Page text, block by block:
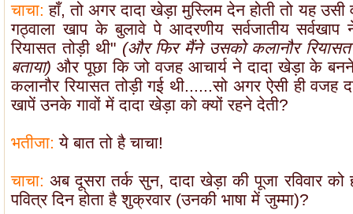
चाचा: हाँ, तो अगर दादा खेड़ा मुस्लिम देन होती तो यह
गठ्वाला खाप के बुलावे पे आदरणीय सर्वजातीय सर्वखाप
रियासत तोड़ी थी" (और फिर मैंने उसको कलानौर
बताया) और पूछा कि जो वजह आचार्य ने दादा खेड़ा के
कलानौर रियासत तोड़ी गई थी......सो अगर ऐसी ही वजह
खापें उनके गावों में दादा खेड़ा को क्यों रहने देती?
भतीजा:ये बात तो है चाचा!
चाचा:अब दूसरा तर्क सुन, दादा खेड़ा की पूजा रविवार को
पवित्र दिन होता है शुक्रवार (उनकी भाषा में जुम्मा)?